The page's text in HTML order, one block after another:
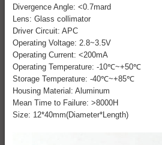
Divergence Angle: <0.7mard
Lens: Glass collimator
Driver Circuit: APC
Operating Voltage: 2.8~3.5V
Operating Current: <200mA
Operating Temperature: -10℃~+50℃
Storage Temperature: -40℃~+85℃
Housing Material: Aluminum
Mean Time to Failure: >8000H
Size: 12*40mm(Diameter*Length)